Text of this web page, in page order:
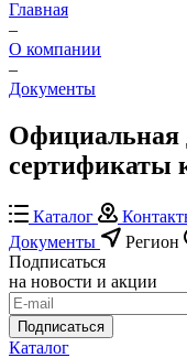
Главная
–
О компании
–
Документы
Официальная
сертификаты
Каталог
Документы
Регион
Подписаться
на новости и акции
Подписаться
Каталог